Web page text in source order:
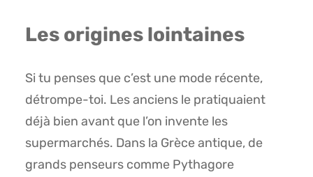
Les origines lointaines
Si tu penses que c’est une mode récente,
détrompe-toi. Les anciens le pratiquaient
déjà bien avant que l’on invente les
supermarchés. Dans la Grèce antique, de
grands penseurs comme Pythagore